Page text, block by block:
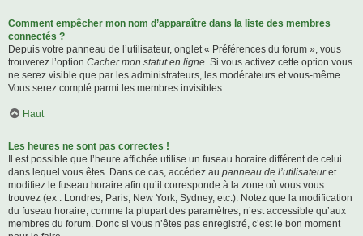
Comment empêcher mon nom d’apparaître dans la liste des membres
connectés ?
Depuis votre panneau de l’utilisateur, onglet « Préférences du forum », vous
trouverez l’option Cacher mon statut en ligne. Si vous activez cette option vous
ne serez visible que par les administrateurs, les modérateurs et vous-même.
Vous serez compté parmi les membres invisibles.
Haut
Les heures ne sont pas correctes !
Il est possible que l’heure affichée utilise un fuseau horaire différent de celui
dans lequel vous êtes. Dans ce cas, accédez au panneau de l’utilisateuret
modifiez le fuseau horaire afin qu’il corresponde à la zone où vous vous
trouvez (ex : Londres, Paris, New York, Sydney, etc.). Notez que la modification
du fuseau horaire, comme la plupart des paramètres, n’est accessible qu’aux
membres du forum. Donc si vous n’êtes pas enregistré, c’est le bon moment